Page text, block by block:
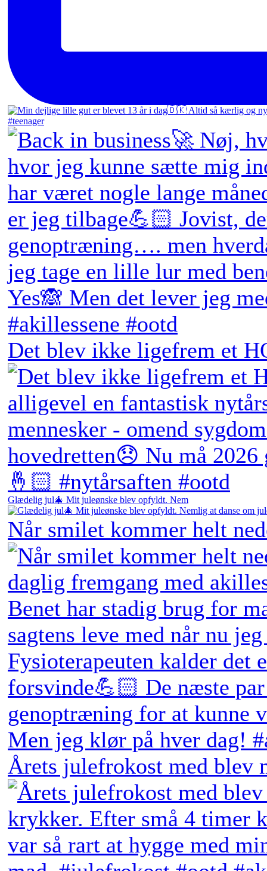
Det blev ikke ligefrem et
Glædelig jul🎄 Mit juleønske blev opfyldt. Nem
Når smilet kommer helt
Årets julefrokost med blev